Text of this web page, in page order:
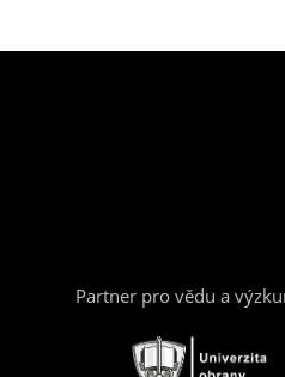
Partner pro vědu a